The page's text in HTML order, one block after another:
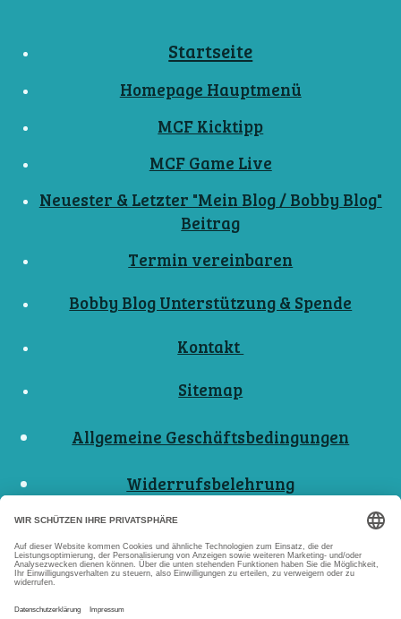
Startseite
Homepage Hauptmenü
MCF Kicktipp
MCF Game Live
Neuester & Letzter "Mein Blog / Bobby Blog"
Beitrag
Termin vereinbaren
Bobby Blog Unterstützung & Spende
Kontakt
Sitemap
Allgemeine Geschäftsbedingungen
Widerrufsbelehrung
Nutzungsbedingungen
Datenschutzerklärungen